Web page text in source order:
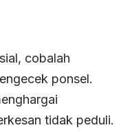
cobalah
ponsel.
tidak peduli.